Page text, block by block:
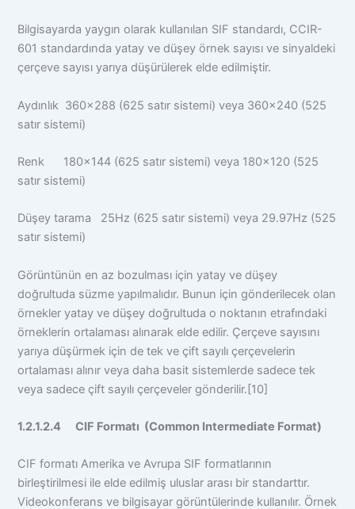
Bilgisayarda yaygın olarak kullanılan SIF standardı, CCIR-
601 standardında yatay ve düşey örnek sayısı ve sinyaldeki
çerçeve sayısı yarıya düşürülerek elde edilmiştir.
Aydınlık 360×288 (625 satır sistemi) veya 360×240 (525
satır sistemi)
Renk 180×144 (625 satır sistemi) veya 180×120 (525
satır sistemi)
Düşey tarama 25Hz (625 satır sistemi) veya 29.97Hz (525
satır sistemi)
Görüntünün en az bozulması için yatay ve düşey
doğrultuda süzme yapılmalıdır. Bunun için gönderilecek olan
örnekler yatay ve düşey doğrultuda o noktanın etrafındaki
örneklerin ortalaması alınarak elde edilir. Çerçeve sayısını
yarıya düşürmek için de tek ve çift sayılı çerçevelerin
ortalaması alınır veya daha basit sistemlerde sadece tek
veya sadece çift sayılı çerçeveler gönderilir.[10]
1.2.1.2.4 CIF Formatı (Common Intermediate Format)
CIF formatı Amerika ve Avrupa SIF formatlarının
birleştirilmesi ile elde edilmiş uluslar arası bir standarttır.
Videokonferans ve bilgisayar görüntülerinde kullanılır. Örnek